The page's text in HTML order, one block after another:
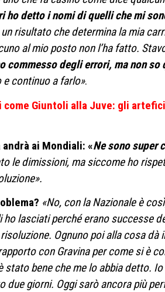
ho detto i nomi di quelli che mi
risultato che determina la mia
al mio posto non l’ha fatto.
commesso degli errori, ma non so
continuo a farlo».
come Giuntoli alla Juve: gli
ai Mondiali: «Ne sono super
le dimissioni, ma siccome ho
«No, con la Nazionale è
ho lasciati perché erano successe
Ognuno poi alla cosa dà
con Gravina per come si è
stato bene che me lo abbia detto.
due giorni. Oggi sarò ancora più